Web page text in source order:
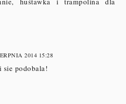
2014 15:28
sie podobala!